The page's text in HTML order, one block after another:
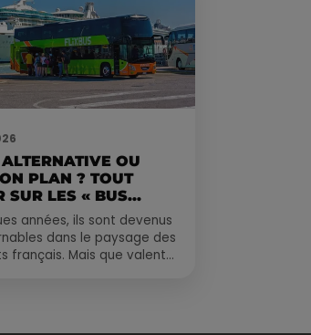
OU
PLAN ? TOUT
SUR LES « BUS...
années, ils sont devenus
dans le paysage des
français. Mais que valent